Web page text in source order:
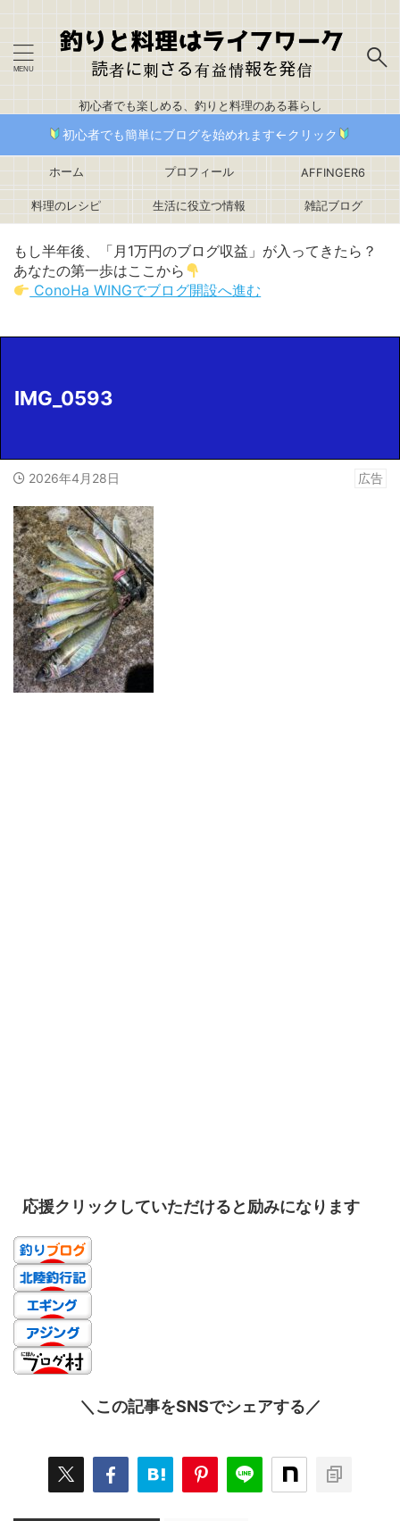
初心者でも楽しめる、釣りと料理のある暮らし
初心者でも簡単にブログを始めれます←クリック
ホーム プロフィール AFFINGER6
料理のレシピ 生活に役立つ情報 雑記ブログ
もし半年後、「月1万円のブログ収益」が入ってきたら？
あなたの第一歩はここから
ConoHa WINGでブログ開設へ進む
IMG_0593
2026年4月28日 広告
応援クリックしていただけると励みになります
＼この記事をSNSでシェアする／